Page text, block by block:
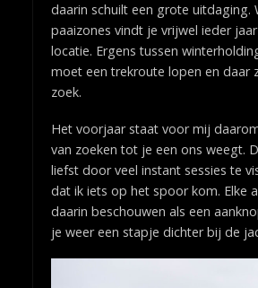
daarin schuilt een grote uitdaging.
paaizones vindt je vrijwel ieder
locatie. Ergens tussen
moet een trekroute lopen en daar
zoek.
Het voorjaar staat voor mij
van zoeken tot je een ons weegt.
liefst door veel instant sessies te
dat ik iets op het spoor kom. Elke
daarin beschouwen als een
je weer een stapje dichter bij de